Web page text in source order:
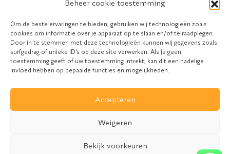
Beheer cookie toestemming
Om de beste ervaringen te bieden, gebruiken wij technologieën zoals
cookies om informatie over je apparaat op te slaan en/of te raadplegen.
Door in te stemmen met deze technologieën kunnen wij gegevens zoals
surfgedrag of unieke ID's op deze site verwerken. Als je geen
toestemming geeft of uw toestemming intrekt, kan dit een nadelige
invloed hebben op bepaalde functies en mogelijkheden.
Accepteren
Weigeren
Bekijk voorkeuren
Middelharnis
Mijdrecht
Woudrichem
Zwijndrecht